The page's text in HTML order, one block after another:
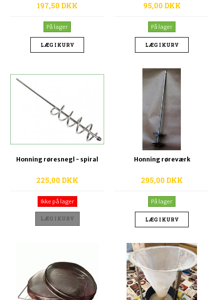
197,50 DKK
På lager
LÆG I KURV
95,00 DKK
På lager
LÆG I KURV
Honning røresnegl - spiral
225,00 DKK
Ikke på lager
LÆG I KURV
Honning røreværk
295,00 DKK
På lager
LÆG I KURV